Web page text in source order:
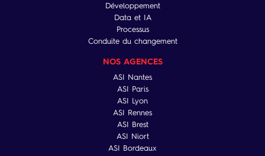
Développement
Data et IA
Processus
Conduite du changement
NOS AGENCES
ASI Nantes
ASI Paris
ASI Lyon
ASI Rennes
ASI Brest
ASI Niort
ASI Bordeaux